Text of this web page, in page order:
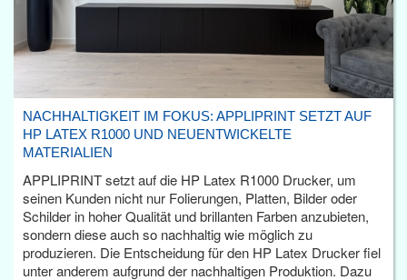
NACHHALTIGKEIT IM FOKUS: APPLIPRINT SETZT AUF
HP LATEX R1000 UND NEUENTWICKELTE
MATERIALIEN
APPLIPRINT setzt auf die HP Latex R1000 Drucker, um
seinen Kunden nicht nur Folierungen, Platten, Bilder oder
Schilder in hoher Qualität und brillanten Farben anzubieten,
sondern diese auch so nachhaltig wie möglich zu
produzieren. Die Entscheidung für den HP Latex Drucker fiel
unter anderem aufgrund der nachhaltigen Produktion. Dazu